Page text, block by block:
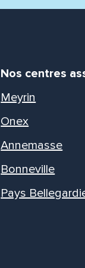
Nos centres
Meyrin
Onex
Annemasse
Bonneville
Pays